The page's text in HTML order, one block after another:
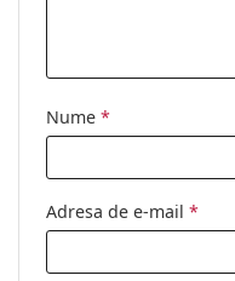
Nume *
Adresa de e-mail *